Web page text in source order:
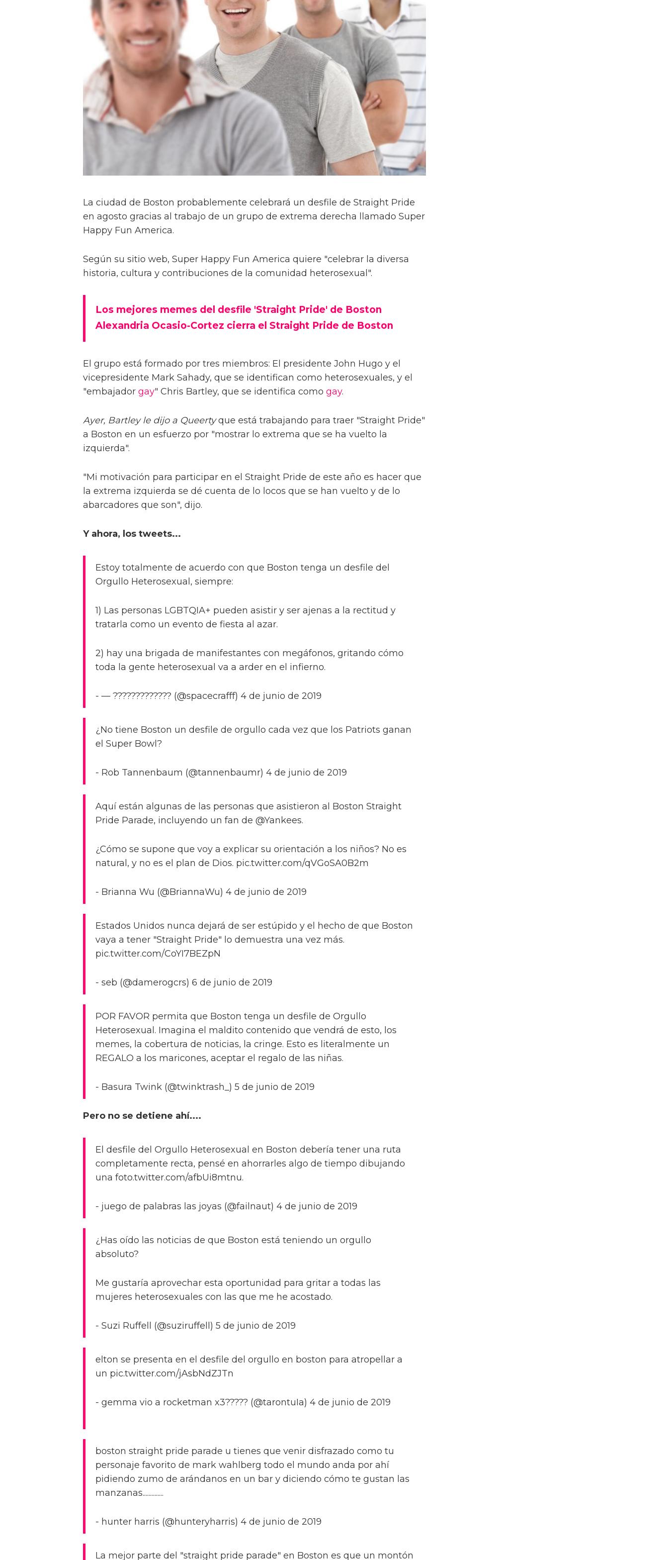
La ciudad de Boston probablemente celebrará un desfile de Straight Pride
en agosto gracias al trabajo de un grupo de extrema derecha llamado Super
Happy Fun America.
Según su sitio web, Super Happy Fun America quiere "celebrar la diversa
historia, cultura y contribuciones de la comunidad heterosexual".
Los mejores memes del desfile 'Straight Pride' de Boston
Alexandria Ocasio-Cortez cierra el Straight Pride de Boston
El grupo está formado por tres miembros: El presidente John Hugo y el
vicepresidente Mark Sahady, que se identifican como heterosexuales, y el
"embajador gay" Chris Bartley, que se identifica como gay.
Ayer, Bartley le dijo a Queertyque está trabajando para traer "Straight Pride"
a Boston en un esfuerzo por "mostrar lo extrema que se ha vuelto la
izquierda".
"Mi motivación para participar en el Straight Pride de este año es hacer que
la extrema izquierda se dé cuenta de lo locos que se han vuelto y de lo
abarcadores que son", dijo.
Y ahora, los tweets...
Estoy totalmente de acuerdo con que Boston tenga un desfile del
Orgullo Heterosexual, siempre:
1) Las personas LGBTQIA+ pueden asistir y ser ajenas a la rectitud y
tratarla como un evento de fiesta al azar.
2) hay una brigada de manifestantes con megáfonos, gritando cómo
toda la gente heterosexual va a arder en el infierno.
- — ????????????? (@spacecrafff) 4 de junio de 2019
¿No tiene Boston un desfile de orgullo cada vez que los Patriots ganan
el Super Bowl?
- Rob Tannenbaum (@tannenbaumr) 4 de junio de 2019
Aquí están algunas de las personas que asistieron al Boston Straight
Pride Parade, incluyendo un fan de @Yankees.
¿Cómo se supone que voy a explicar su orientación a los niños? No es
natural, y no es el plan de Dios. pic.twitter.com/qVGoSA0B2m
- Brianna Wu (@BriannaWu) 4 de junio de 2019
Estados Unidos nunca dejará de ser estúpido y el hecho de que Boston
vaya a tener "Straight Pride" lo demuestra una vez más.
pic.twitter.com/CoYI7BEZpN
- seb (@damerogcrs) 6 de junio de 2019
POR FAVOR permita que Boston tenga un desfile de Orgullo
Heterosexual. Imagina el maldito contenido que vendrá de esto, los
memes, la cobertura de noticias, la cringe. Esto es literalmente un
REGALO a los maricones, aceptar el regalo de las niñas.
- Basura Twink (@twinktrash_) 5 de junio de 2019
Pero no se detiene ahí....
El desfile del Orgullo Heterosexual en Boston debería tener una ruta
completamente recta, pensé en ahorrarles algo de tiempo dibujando
una foto.twitter.com/afbUi8mtnu.
- juego de palabras las joyas (@failnaut) 4 de junio de 2019
¿Has oído las noticias de que Boston está teniendo un orgullo
absoluto?
Me gustaría aprovechar esta oportunidad para gritar a todas las
mujeres heterosexuales con las que me he acostado.
- Suzi Ruffell (@suziruffell) 5 de junio de 2019
elton se presenta en el desfile del orgullo en boston para atropellar a
un pic.twitter.com/jAsbNdZJTn
- gemma vio a rocketman x3????? (@tarontuIa) 4 de junio de 2019
boston straight pride parade u tienes que venir disfrazado como tu
personaje favorito de mark wahlberg todo el mundo anda por ahí
pidiendo zumo de arándanos en un bar y diciendo cómo te gustan las
manzanas..............
- hunter harris (@hunteryharris) 4 de junio de 2019
La mejor parte del "straight pride parade" en Boston es que un montón